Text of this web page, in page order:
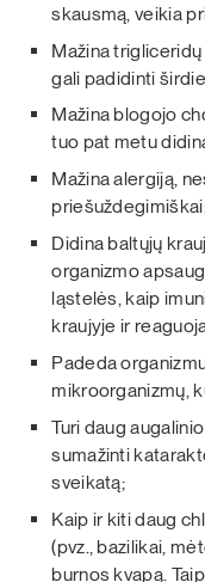
skausmą, veikia
Mažina
gali padidinti
Mažina blogojo
tuo pat metu
Mažina alergiją,
Didina baltųjų
organizmo
ląstelės, kaip
kraujyje ir
Padeda
mikroorganizmų,
Turi daug
sumažinti
sveikatą;
Kaip ir kiti daug
(pvz., bazilikai,
burnos kvapą.